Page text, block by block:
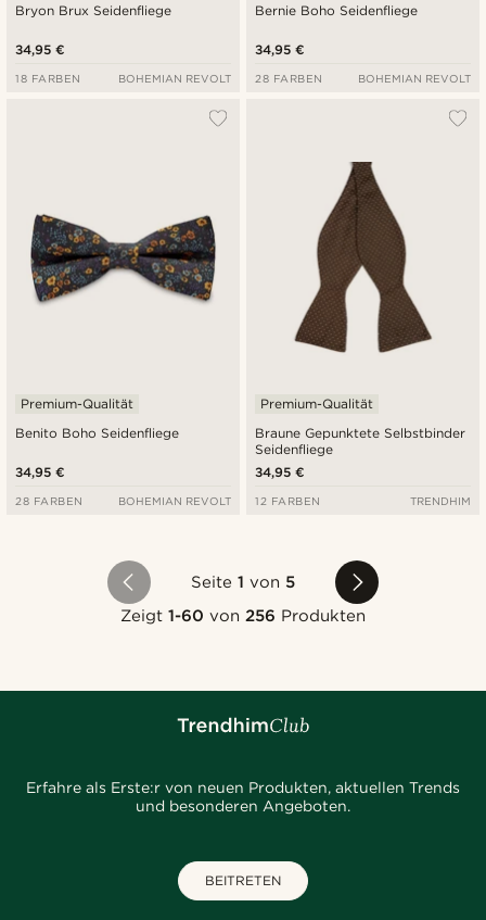
Bryon Brux Seidenfliege
34,95 €
18 FARBEN BOHEMIAN REVOLT
Bernie Boho Seidenfliege
34,95 €
28 FARBEN BOHEMIAN REVOLT
Benito Boho Seidenfliege
Premium-Qualität
34,95 €
28 FARBEN BOHEMIAN REVOLT
Braune Gepunktete Selbstbinder
Seidenfliege
Premium-Qualität
34,95 €
12 FARBEN TRENDHIM
Seite 1 von 5
Zeigt 1-60 von256 Produkten
Erfahre als Erste:r von neuen Produkten, aktuellen Trends
und besonderen Angeboten.
BEITRETEN